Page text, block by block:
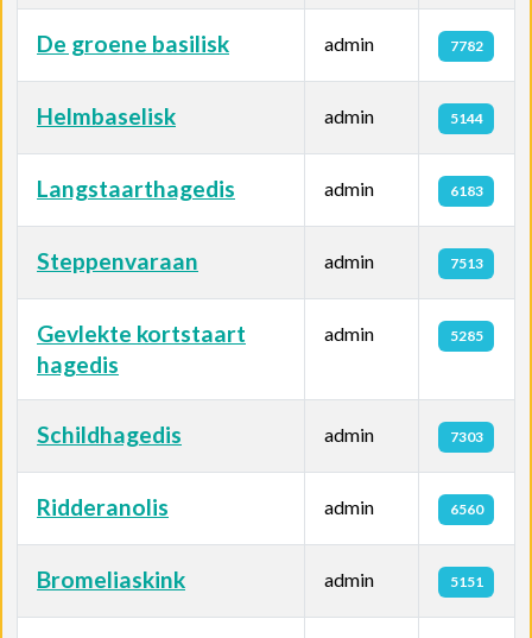
De groene basilisk admin 7782
Helmbaselisk admin 5144
Langstaarthagedis admin 6183
Steppenvaraan admin 7513
Gevlekte kortstaart
hagedis
admin 5285
Schildhagedis admin 7303
Ridderanolis admin 6560
Bromeliaskink admin 5151